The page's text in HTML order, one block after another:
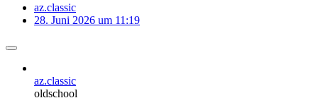
az.classic
28. Juni 2026 um 11:19
az.classic
oldschool